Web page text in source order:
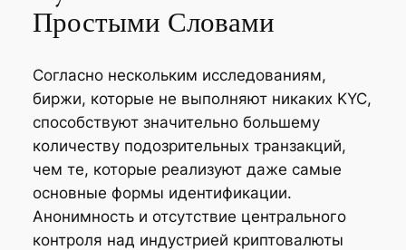
Простыми Словами
Согласно нескольким исследованиям,
биржи, которые не выполняют никаких KYC,
способствуют значительно большему
количеству подозрительных транзакций,
чем те, которые реализуют даже самые
основные формы идентификации.
Анонимность и отсутствие центрального
контроля над индустрией криптовалюты